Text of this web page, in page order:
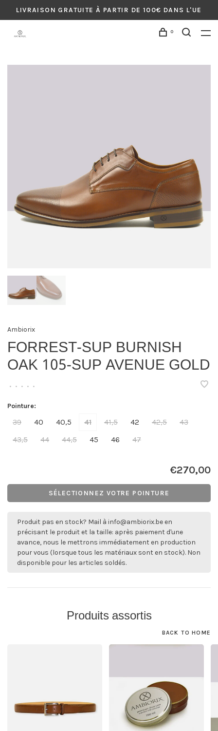
LIVRAISON GRATUITE À PARTIR DE 100€ DANS L'UE
0
Ambiorix
FORREST-SUP BURNISH
OAK 105-SUP AVENUE GOLD
• • • • •
Pointure:
39 40 40,5 41 41,5 42 42,5
43
43,5
44 44,5 45 46 47
€270,00
SÉLECTIONNEZ VOTRE POINTURE
Produit pas en stock? Mail à info@ambiorix.be en
précisant le produit et la taille: après paiement d'une
avance, nous le mettrons immédiatement en production
pour vous (lorsque tous les matériaux sont en stock). Non
disponible pour les articles soldés.
Produits assortis
BACK TO HOME